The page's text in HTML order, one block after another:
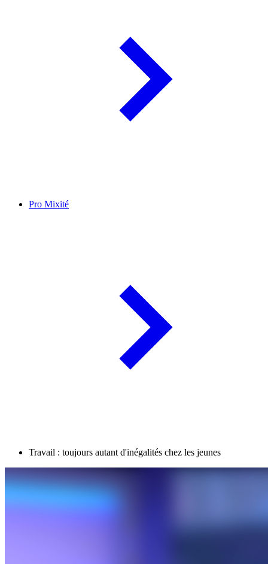
Pro Mixité
Travail : toujours autant d'inégalités chez les jeunes